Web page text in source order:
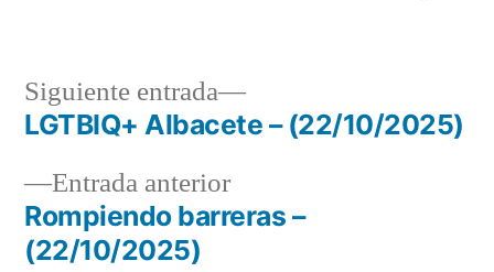
Navegación
de
entradas
Entrada anteriorEntrada
anterior:
Rompiendo barreras –
(22/10/2025)
Siguiente entrada
Siguiente
entrada:
LGTBIQ+ Albacete – (22/10/2025)